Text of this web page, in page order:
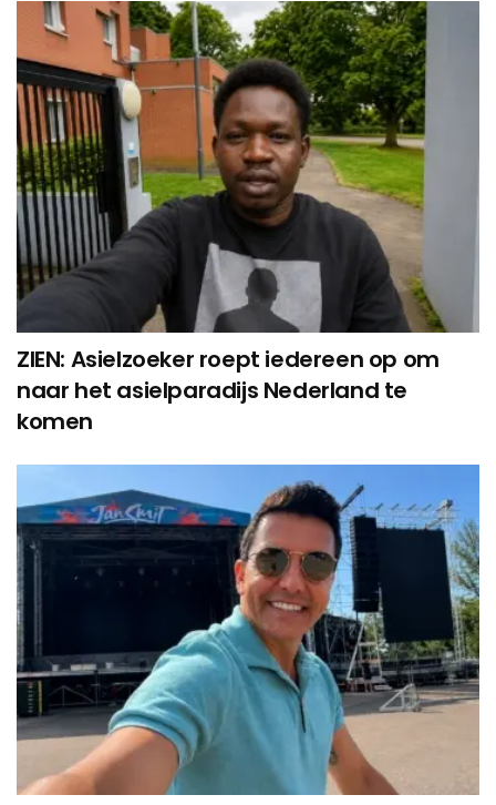
ZIEN: Asielzoeker roept iedereen op om
naar het asielparadijs Nederland te
komen